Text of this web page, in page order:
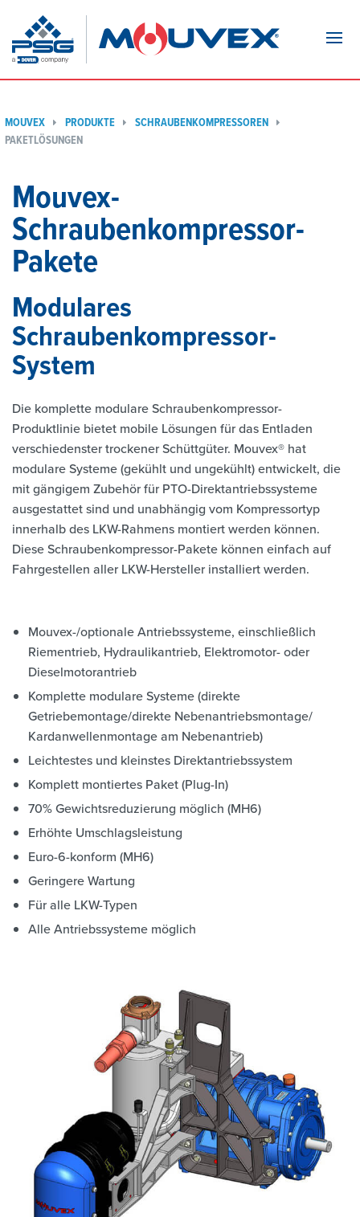
MOUVEX PRODUKTE
SCHRAUBENKOMPRESSOREN
PAKETLÖSUNGEN
Mouvex-
Schraubenkompressor-
Pakete
Modulares
Schraubenkompressor-
System
Die komplette modulare Schraubenkompressor-
Produktlinie bietet mobile Lösungen für das Entladen
verschiedenster trockener Schüttgüter. Mouvex® hat
modulare Systeme (gekühlt und ungekühlt) entwickelt, die
mit gängigem Zubehör für PTO-Direktantriebssysteme
ausgestattet sind und unabhängig vom Kompressortyp
innerhalb des LKW-Rahmens montiert werden können.
Diese Schraubenkompressor-Pakete können einfach auf
Fahrgestellen aller LKW-Hersteller installiert werden.
Mouvex-/optionale Antriebssysteme, einschließlich
Riementrieb, Hydraulikantrieb, Elektromotor- oder
Dieselmotorantrieb
Komplette modulare Systeme (direkte
Getriebemontage/direkte Nebenantriebsmontage/
Kardanwellenmontage am Nebenantrieb)
Leichtestes und kleinstes Direktantriebssystem
Komplett montiertes Paket (Plug-In)
70% Gewichtsreduzierung möglich (MH6)
Erhöhte Umschlagsleistung
Euro-6-konform (MH6)
Geringere Wartung
Für alle LKW-Typen
Alle Antriebssysteme möglich